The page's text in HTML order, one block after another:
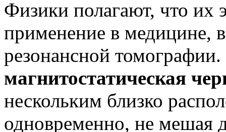
Физики полагают, что их
применение в медицине,
резонансной
магнитостатическая
нескольким близко
одновременно, не мешая